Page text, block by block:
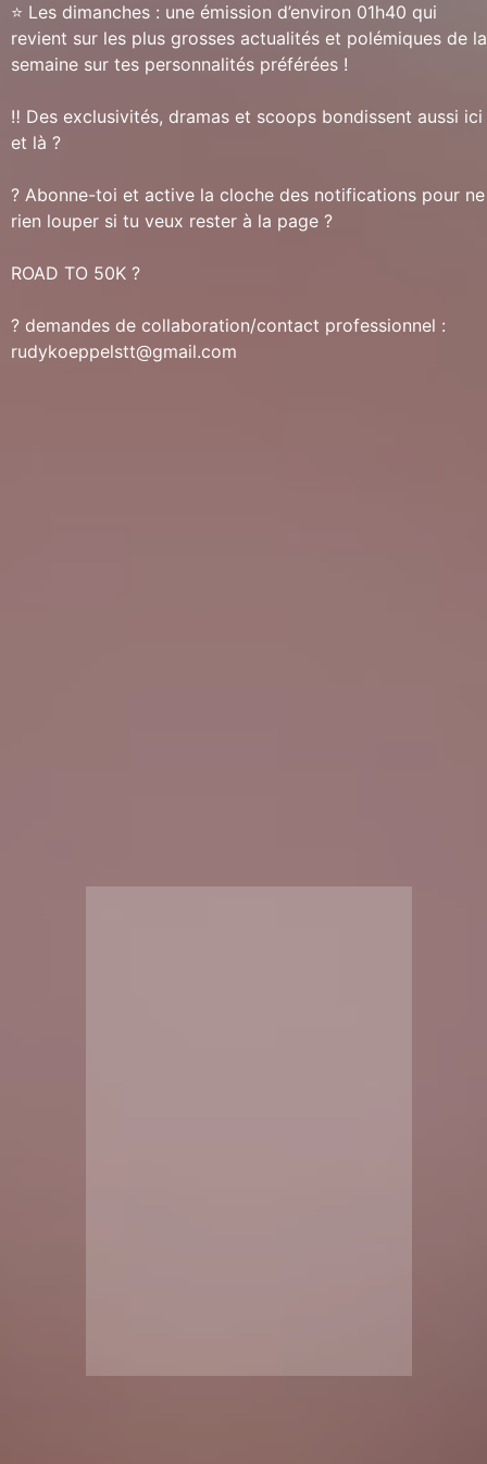
⭐️ Les dimanches : une émission d’environ 01h40 qui
revient sur les plus grosses actualités et polémiques de la
semaine sur tes personnalités préférées !
‼️ Des exclusivités, dramas et scoops bondissent aussi ici
et là ?
? Abonne-toi et active la cloche des notifications pour ne
rien louper si tu veux rester à la page ?
ROAD TO 50K ?
? demandes de collaboration/contact professionnel :
rudykoeppelstt@gmail.com